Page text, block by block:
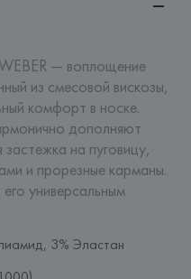
— воплощение
из смесовой вискозы,
комфорт в носке.
дополняют
на пуговицу,
и прорезные карманы.
универсальным
3% Эластан